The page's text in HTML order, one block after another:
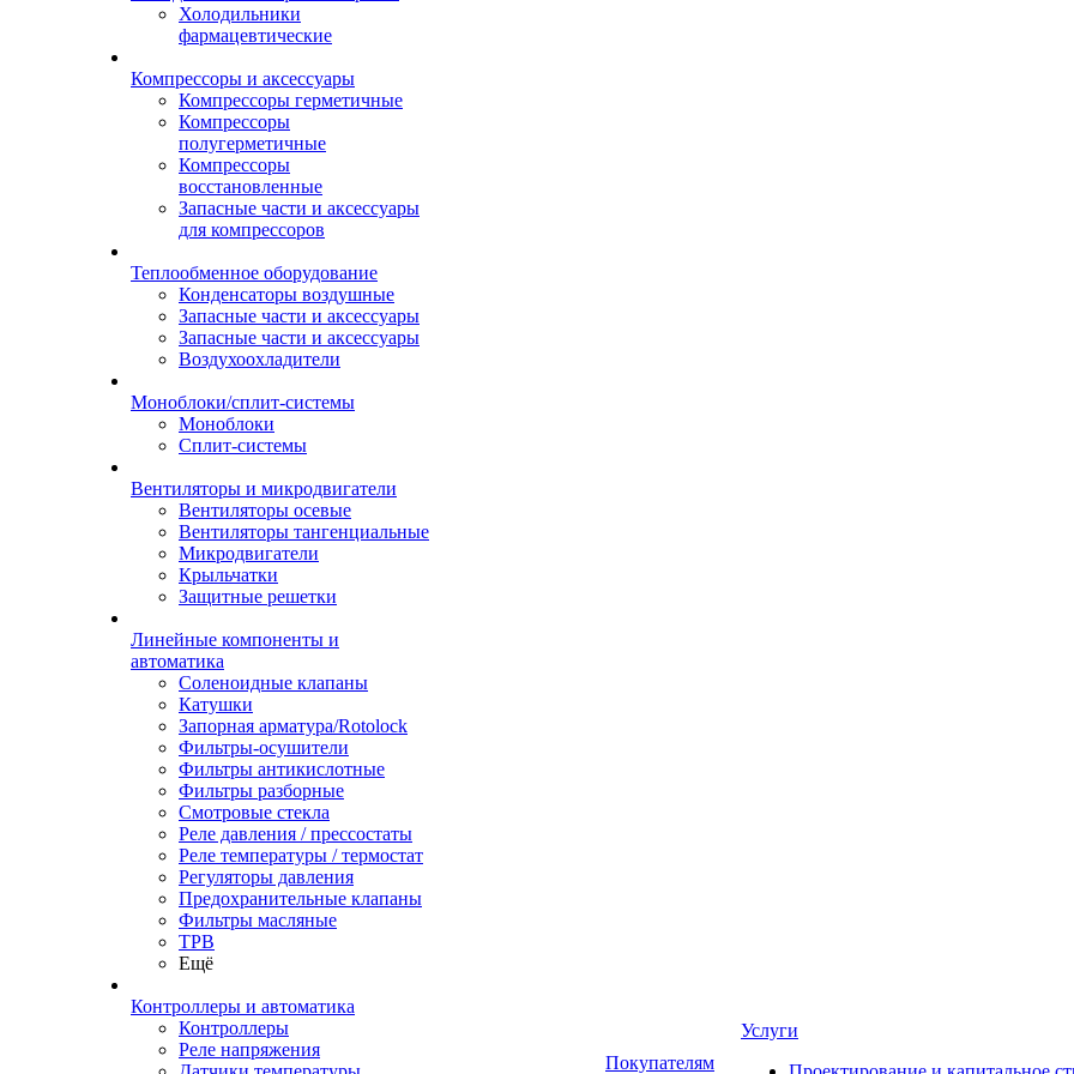
Холодильники
фармацевтические
Компрессоры и аксессуары
Компрессоры герметичные
Компрессоры
полугерметичные
Компрессоры
восстановленные
Запасные части и аксессуары
для компрессоров
Теплообменное оборудование
Конденсаторы воздушные
Запасные части и аксессуары
Запасные части и аксессуары
Воздухоохладители
Моноблоки/сплит-системы
Моноблоки
Сплит-системы
Вентиляторы и микродвигатели
Вентиляторы осевые
Вентиляторы тангенциальные
Микродвигатели
Крыльчатки
Защитные решетки
Линейные компоненты и
автоматика
Соленоидные клапаны
Катушки
Запорная арматура/Rotolock
Фильтры-осушители
Фильтры антикислотные
Фильтры разборные
Смотровые стекла
Реле давления / прессостаты
Реле температуры / термостат
Регуляторы давления
Предохранительные клапаны
Фильтры масляные
ТРВ
Ещё
Контроллеры и автоматика
Контроллеры
Реле напряжения
Покупателям
Услуги